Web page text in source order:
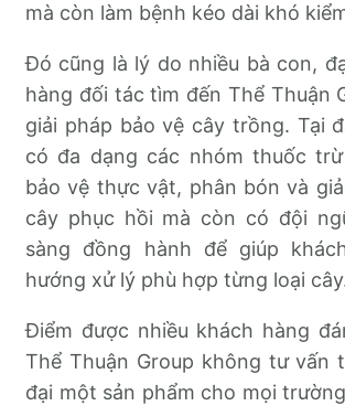
mà còn làm bệnh kéo dài khó
Đó cũng là lý do nhiều bà con,
hàng đối tác tìm đến Thể Thuận
giải pháp bảo vệ cây trồng. Tại
có đa dạng các nhóm thuốc
bảo vệ thực vật, phân bón và
cây phục hồi mà còn có đội
sàng đồng hành để giúp
hướng xử lý phù hợp từng loại
Điểm được nhiều khách hàng
Thể Thuận Group không tư vấn
đại một sản phẩm cho mọi